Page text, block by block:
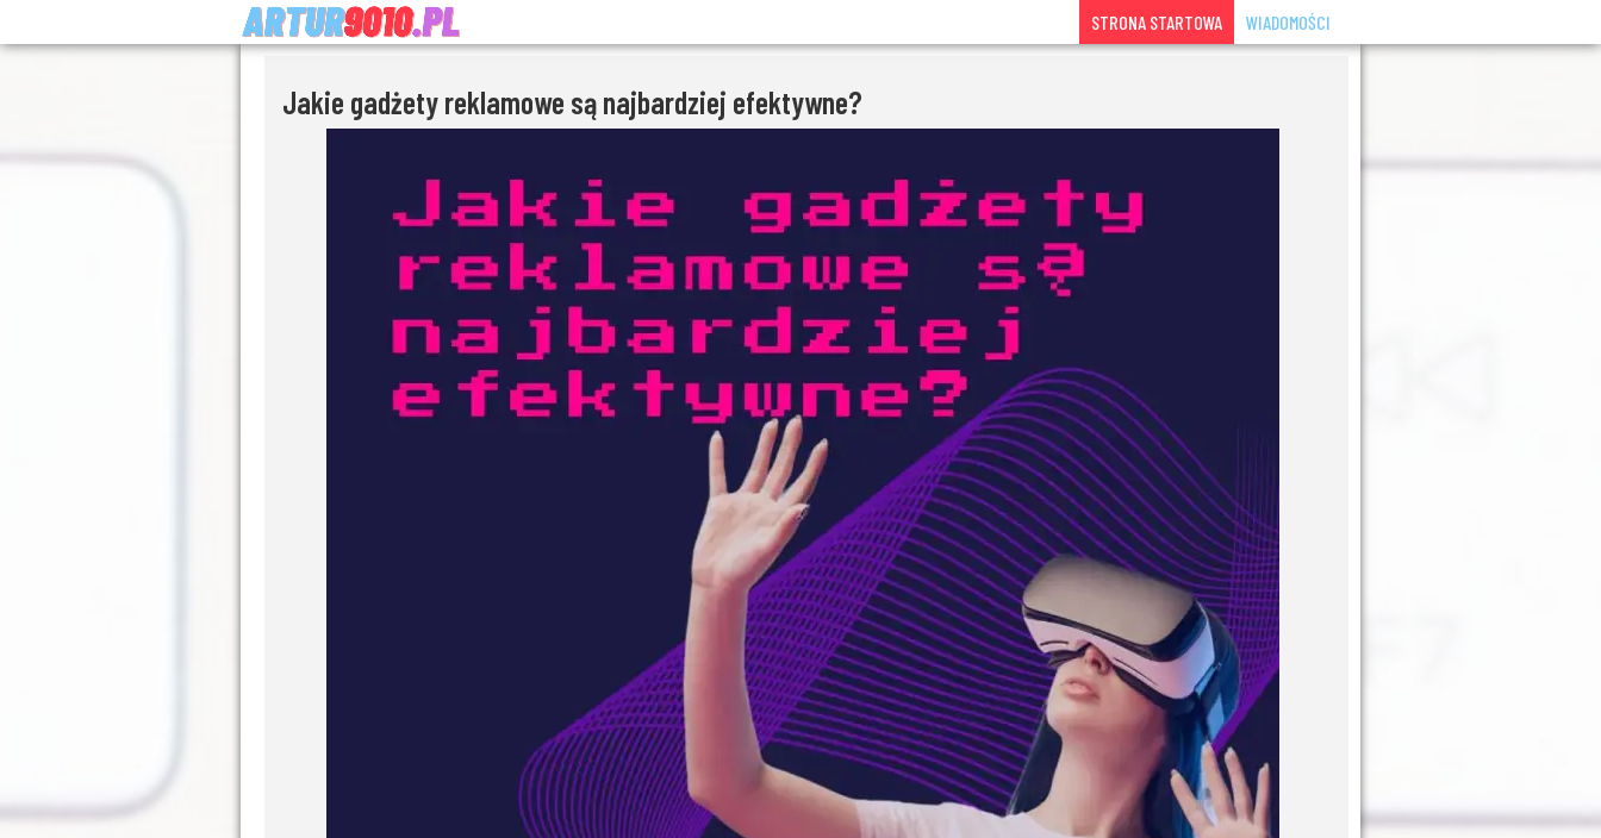
STRONA STARTOWA WIADOMOŚCI
Jakie gadżety reklamowe są najbardziej efektywne?